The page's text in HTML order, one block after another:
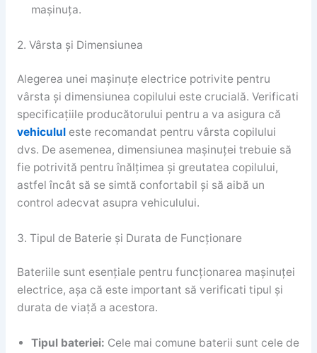
mașinuța.
2. Vârsta și Dimensiunea
Alegerea unei mașinuțe electrice potrivite pentru
vârsta și dimensiunea copilului este crucială. Verificati
specificațiile producătorului pentru a va asigura că
vehicululeste recomandat pentru vârsta copilului
dvs. De asemenea, dimensiunea mașinuței trebuie să
fie potrivită pentru înălțimea și greutatea copilului,
astfel încât să se simtă confortabil și să aibă un
control adecvat asupra vehiculului.
3. Tipul de Baterie și Durata de Funcționare
Bateriile sunt esențiale pentru funcționarea mașinuței
electrice, așa că este important să verificati tipul și
durata de viață a acestora.
Tipul bateriei: Cele mai comune baterii sunt cele de